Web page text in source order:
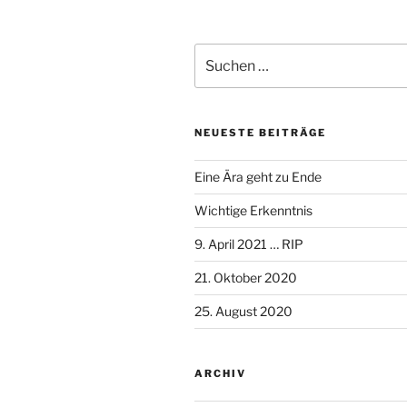
nach:
NEUESTE BEITRÄGE
Eine Ära geht zu Ende
Wichtige Erkenntnis
9. April 2021 … RIP
21. Oktober 2020
25. August 2020
ARCHIV